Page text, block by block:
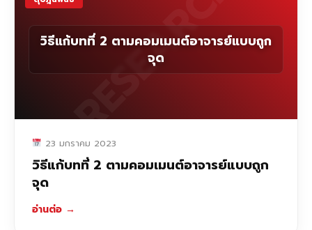
วิธีแก้บทที่ 2 ตามคอมเมนต์อาจารย์แบบถูก
จุด
RESEARCH
23 มกราคม 2023
วิธีแก้บทที่ 2 ตามคอมเมนต์อาจารย์แบบถูก
จุด
อ่านต่อ →